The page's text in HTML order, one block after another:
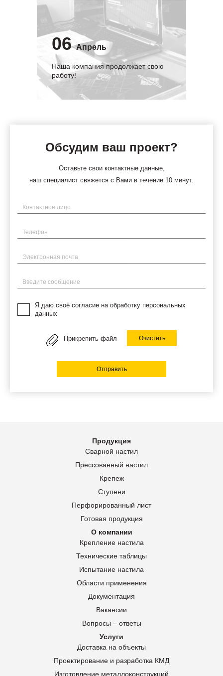
06 Апрель
Наша компания продолжает свою
работу!
Обсудим ваш проект?
Оставьте свои контактные данные,
наш специалист свяжется с Вами в течение 10 минут.
Имя
Телефон
Электронная почта
Введите сообщение
Я даю своё согласие на обработку персональных
данных
Прикрепить файл Очистить
Отправить
Продукция
Сварной настил
Прессованный настил
Крепеж
Ступени
Перфорированный лист
Готовая продукция
О компании
Крепление настила
Технические таблицы
Испытание настила
Области применения
Документация
Вакансии
Вопросы – ответы
Услуги
Доставка на объекты
Проектирование и разработка КМД
Изготовление металлоконструкций